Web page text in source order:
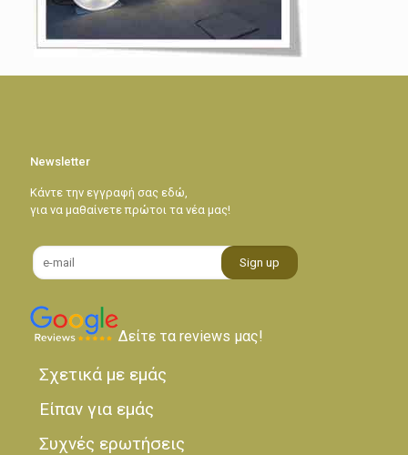
Newsletter
Κάντε την εγγραφή σας εδώ,
για να μαθαίνετε πρώτοι τα νέα μας!
Δείτε τα reviews μας!
Σχετικά με εμάς
Είπαν για εμάς
Συχνές ερωτήσεις